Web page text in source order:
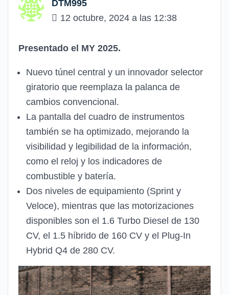
DTM995
12 octubre, 2024 a las 12:38
Presentado el MY 2025.
Nuevo túnel central y un innovador selector
giratorio que reemplaza la palanca de
cambios convencional.
La pantalla del cuadro de instrumentos
también se ha optimizado, mejorando la
visibilidad y legibilidad de la información,
como el reloj y los indicadores de
combustible y batería.
Dos niveles de equipamiento (Sprint y
Veloce), mientras que las motorizaciones
disponibles son el 1.6 Turbo Diesel de 130
CV, el 1.5 híbrido de 160 CV y ​​el Plug-In
Hybrid Q4 de 280 CV.